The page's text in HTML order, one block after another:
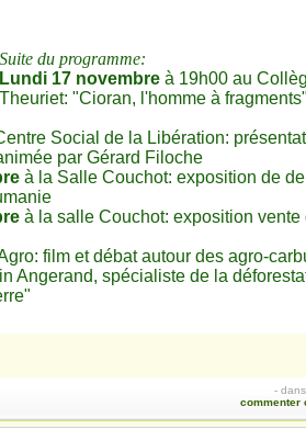
Suite du programme:
Lundi 17 novembre à 19h00 au
Theuriet: "Cioran, l'homme à
Social de la Libération:
par Gérard Filoche
à la Salle Couchot: exposition de de
à la salle Couchot: exposition vente
film et débat autour des agro-
Angerand, spécialiste de la
- dans
commenter